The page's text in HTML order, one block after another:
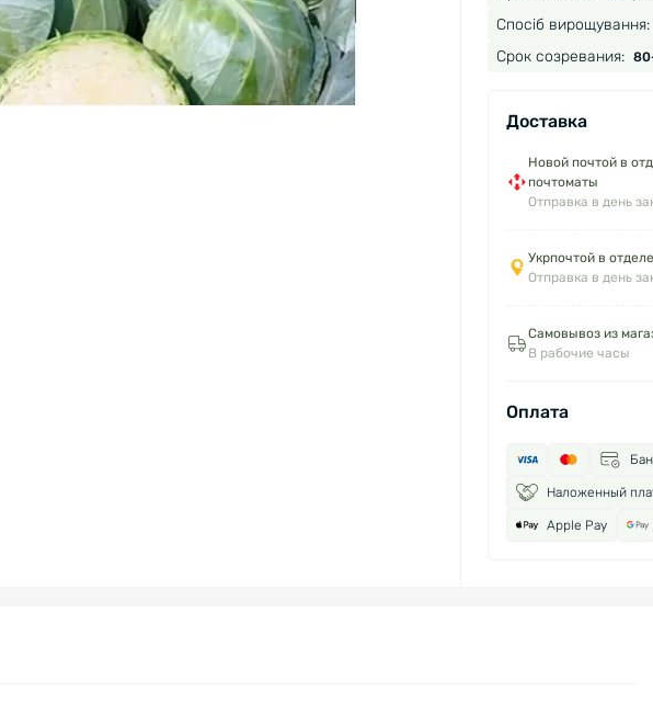
Спосіб вирощування:
Срок созревания:
Доставка
Новой почтой в
почтоматы
Отправка в день
Укрпочтой в
Отправка в день
Самовывоз из
В рабочие часы
Оплата
Наложенный
Apple Pay